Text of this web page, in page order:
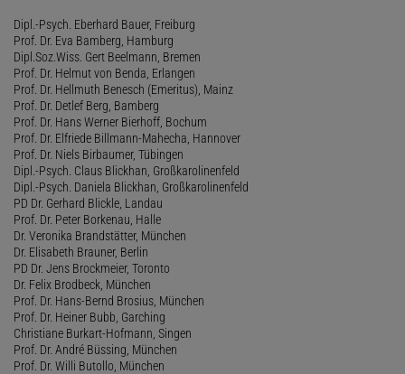
Dipl.-Psych. Eberhard Bauer, Freiburg
Prof. Dr. Eva Bamberg, Hamburg
Dipl.Soz.Wiss. Gert Beelmann, Bremen
Prof. Dr. Helmut von Benda, Erlangen
Prof. Dr. Hellmuth Benesch (Emeritus), Mainz
Prof. Dr. Detlef Berg, Bamberg
Prof. Dr. Hans Werner Bierhoff, Bochum
Prof. Dr. Elfriede Billmann-Mahecha, Hannover
Prof. Dr. Niels Birbaumer, Tübingen
Dipl.-Psych. Claus Blickhan, Großkarolinenfeld
Dipl.-Psych. Daniela Blickhan, Großkarolinenfeld
PD Dr. Gerhard Blickle, Landau
Prof. Dr. Peter Borkenau, Halle
Dr. Veronika Brandstätter, München
Dr. Elisabeth Brauner, Berlin
PD Dr. Jens Brockmeier, Toronto
Dr. Felix Brodbeck, München
Prof. Dr. Hans-Bernd Brosius, München
Prof. Dr. Heiner Bubb, Garching
Christiane Burkart-Hofmann, Singen
Prof. Dr. André Büssing, München
Prof. Dr. Willi Butollo, München